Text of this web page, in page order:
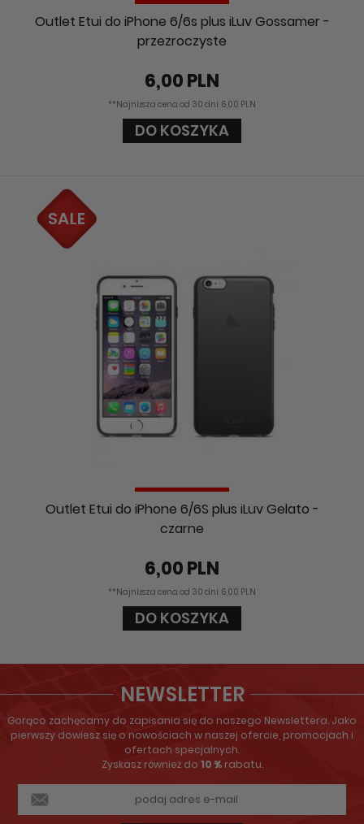
Outlet Etui do iPhone 6/6s plus iLuv Gossamer -
przezroczyste
6,00 PLN
**Najniższa cena od 30 dni: 6,00 PLN
DO KOSZYKA
Outlet Etui do iPhone 6/6S plus iLuv Gelato -
czarne
6,00 PLN
**Najniższa cena od 30 dni: 6,00 PLN
DO KOSZYKA
NEWSLETTER
Gorąco zachęcamy do zapisania się do naszego Newslettera. Jako
pierwszy dowiesz się o nowościach w naszej ofercie, promocjach i
ofertach specjalnych.
Zyskasz również do 10 %rabatu.